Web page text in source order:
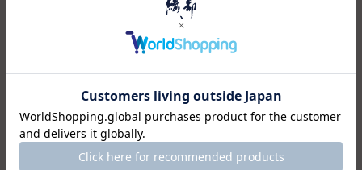
釉薬の掛け分けと窯変による色合の変化を楽しめるカップで
毎日使っても飽きのこないデザインなので、自分用はもちろ
ん、母の日や父の日の感謝の気持ちを込めたプレゼントや、
新たな生活を始められる方への贈り物にもおすすめです。
＜セット内容＞